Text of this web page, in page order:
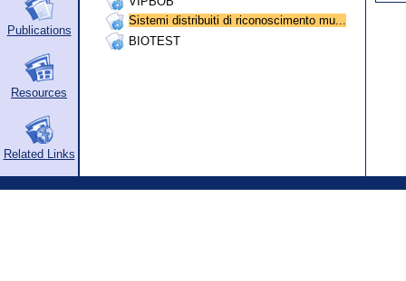
Publications
Resources
Related Links
Sistemi distribuiti di riconoscimento mu...
BIOTEST